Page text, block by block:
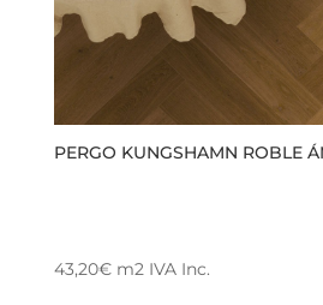
PERGO KUNGSHAMN ROBLE
43,20€m2 IVA Inc.